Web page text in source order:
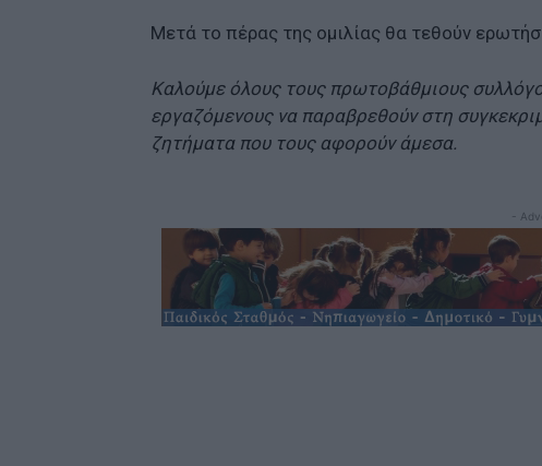
Μετά το πέρας της ομιλίας θα τεθούν
Καλούμε όλους τους πρωτοβάθμιους
εργαζόμενους να παραβρεθούν στη
ζητήματα που τους αφορούν άμεσα.
-